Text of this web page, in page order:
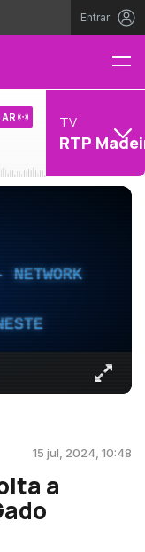
Entrar
AR TV
RTP
15 jul, 2024, 10:48
a